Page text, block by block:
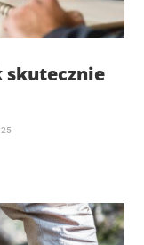
skutecznie